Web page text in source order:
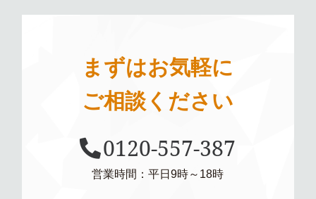
まずはお気軽に
ご相談ください
0120-557-387
営業時間：平日9時～18時